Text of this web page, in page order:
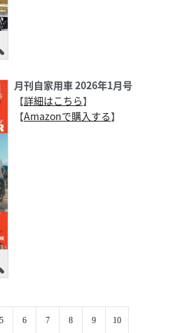
月刊自家用車 2026年1月号
【詳細はこちら】
【Amazonで購入する】
5 6 7 8 9 10